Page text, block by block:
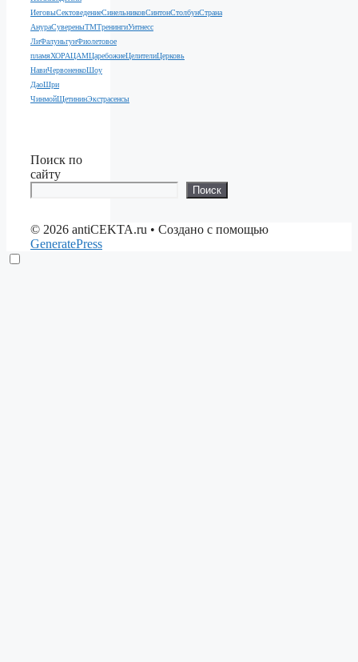
ИеговыСектоведениеСинельниковСинтонСтолбунСтрана
АнураСувереныТМТренингиУитнесс
ЛиФалуньгунФиолетовое
пламяХОРАЦАМЦаребожиеЦелителиЦерковь
НавиЧервоненкоШоу
ДаоШри
ЧинмойЩетининЭкстрасенсы
Поиск по
сайту
Поиск
© 2026 antiCEKTA.ru • Создано с помощью
GeneratePress